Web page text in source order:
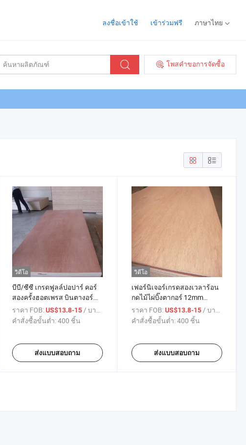
ลงชื่อเข้าใช้ เข้าร่วมฟรี ภาษาไทย
โพสคำขอการจัดซื้อ
วิดีโอ
บีบี/ซีซี เกรดฟูลล์ปอปาร์ คอร์
สองครั้งฮอตเพรส บินตางอร์
ไม้อัด
ราคา FOB: US$13.8-15/ บางส่วน
คำสั่งซื้อขั้นต่ำ:400 ชิ้น
ส่งแบบสอบถาม
วิดีโอ
เฟอร์นิเจอร์เกรดสองเวลาร้อน
กดไม้ไผ่บิ๊งตากอร์ 12mm
15mm 18mm
ราคา FOB: US$13.8-15/ บางส่วน
คำสั่งซื้อขั้นต่ำ:400 ชิ้น
ส่งแบบสอบถาม